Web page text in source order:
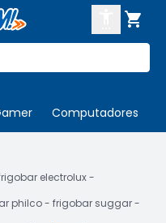

Computadores
SE
electrolux
philco
frigobar suggar